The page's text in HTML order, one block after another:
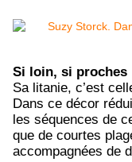
Si loin, si proches
Sa litanie, c’est
Dans ce décor
les séquences de
que de courtes
accompagnées de